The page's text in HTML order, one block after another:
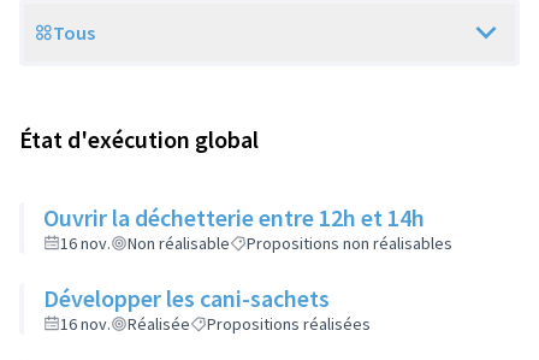
Scope
Tous
État d'exécution global
Ouvrir la déchetterie entre 12h et 14h
16 nov. Non réalisable Propositions non réalisables
Développer les cani-sachets
16 nov. Réalisée Propositions réalisées